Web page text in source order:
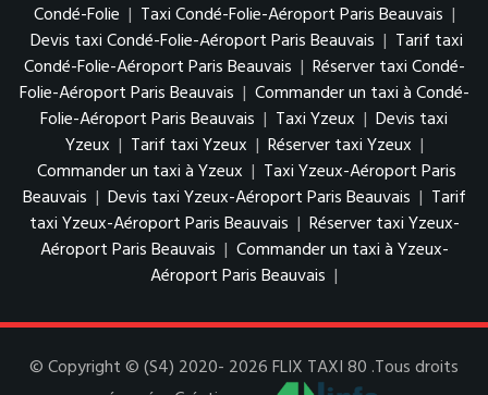
Condé-Folie | Taxi Condé-Folie-Aéroport Paris Beauvais |
Devis taxi Condé-Folie-Aéroport Paris Beauvais | Tarif taxi
Condé-Folie-Aéroport Paris Beauvais | Réserver taxi Condé-
Folie-Aéroport Paris Beauvais | Commander un taxi à Condé-
Folie-Aéroport Paris Beauvais | Taxi Yzeux | Devis taxi
Yzeux | Tarif taxi Yzeux | Réserver taxi Yzeux |
Commander un taxi à Yzeux | Taxi Yzeux-Aéroport Paris
Beauvais | Devis taxi Yzeux-Aéroport Paris Beauvais | Tarif
taxi Yzeux-Aéroport Paris Beauvais | Réserver taxi Yzeux-
Aéroport Paris Beauvais | Commander un taxi à Yzeux-
Aéroport Paris Beauvais |
© Copyright © (S4) 2020- 2026 FLIX TAXI 80 .Tous droits